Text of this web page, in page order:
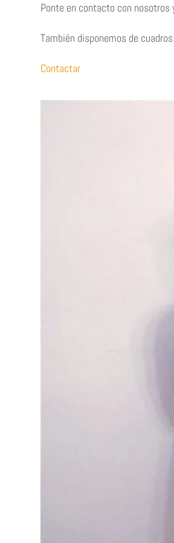
Ponte en contacto con
También disponemos de
Contactar